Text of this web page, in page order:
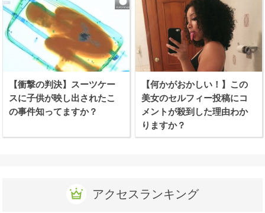
【衝撃の判決】スーツケー
スに子供が映し出されたこ
の事件知ってますか？
【何かがおかしい！】この
美女のセルフィー投稿にコ
メントが殺到した理由わか
りますか？
アクセスランキング